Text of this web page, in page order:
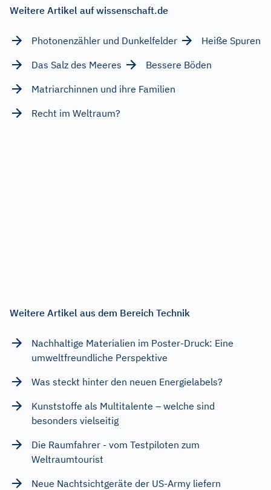
Weitere Artikel auf wissenschaft.de
Photonenzähler und Dunkelfelder
Heiße Spuren
Das Salz des Meeres
Bessere Böden
Matriarchinnen und ihre Familien
Recht im Weltraum?
Weitere Artikel aus dem Bereich Technik
Nachhaltige Materialien im Poster-Druck: Eine
umweltfreundliche Perspektive
Was steckt hinter den neuen Energielabels?
Kunststoffe als Multitalente – welche sind
besonders vielseitig
Die Raumfahrer - vom Testpiloten zum
Weltraumtourist
Neue Nachtsichtgeräte der US-Army liefern